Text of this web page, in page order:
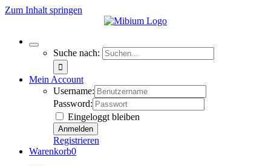
Zum Inhalt springen
Suche nach:
Mein Account
Username:
Password:
Eingeloggt bleiben
Registrieren
Warenkorb0